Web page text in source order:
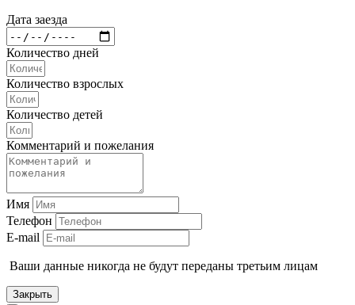
Дата заезда
Количество дней
Количество взрослых
Количество детей
Комментарий и пожелания
Имя
Телефон
E-mail
Ваши данные никогда не будут переданы третьим лицам
Закрыть